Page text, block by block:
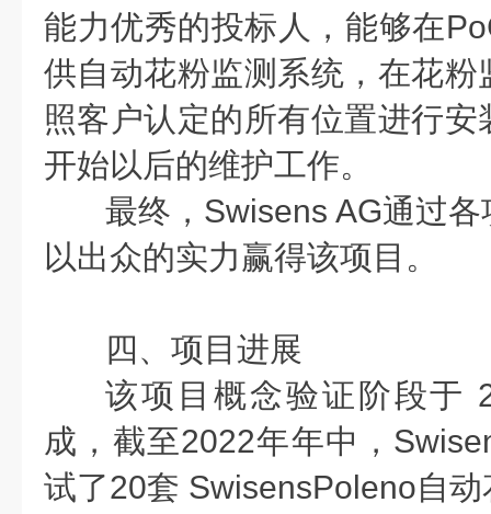
能力优秀的投标人，能够在
供自动花粉监测系统，在花
照客户认定的所有位置进行
开始以后的维护工作。
最终，Swisens AG通过
以出众的实力赢得该项目。
四、项目进展
该项目概念验证阶段于
成，截至2022年年中，
试了20套 SwisensPoleno自